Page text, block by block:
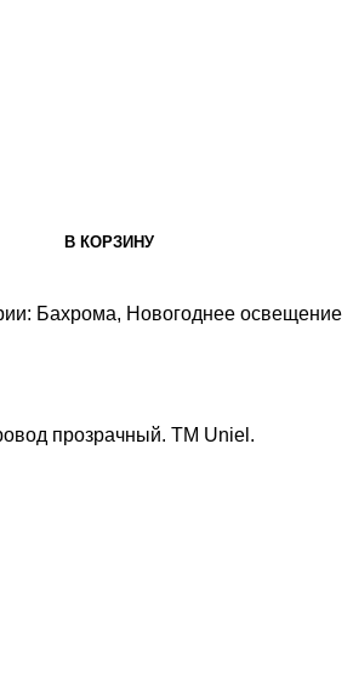
В КОРЗИНУ
Бахрома, Новогоднее освещение
прозрачный. TM Uniel.